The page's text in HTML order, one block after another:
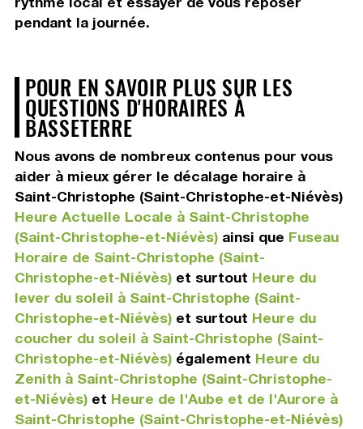
pendant la journée.
POUR EN SAVOIR PLUS SUR LES
QUESTIONS D'HORAIRES À
BASSETERRE
Nous avons de nombreux contenus pour vous
aider à mieux gérer le décalage horaire à
Saint-Christophe (Saint-Christophe-et-Niévès)
Heure Actuelle Locale à Saint-Christophe
(Saint-Christophe-et-Niévès)ainsi que Fuseau
Horaire de Saint-Christophe (Saint-
Christophe-et-Niévès)et surtout Heure du
lever du soleil à Saint-Christophe (Saint-
Christophe-et-Niévès)et surtout Heure du
coucher du soleil à Saint-Christophe (Saint-
Christophe-et-Niévès)également Heure du
Zenith à Saint-Christophe (Saint-Christophe-
et-Niévès)et Heure de l'Aube et de l'Aurore à
Saint-Christophe (Saint-Christophe-et-Niévès)